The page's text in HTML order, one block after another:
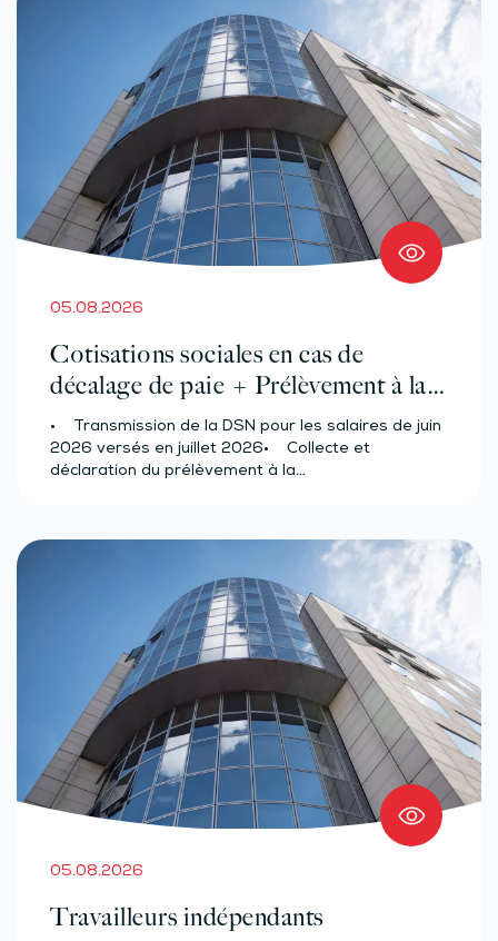
05.08.2026
Cotisations sociales en cas de
décalage de paie + Prélèvement à la
source des salariés et assimilés
(effectif d’au moins 50 salariés)
• Transmission de la DSN pour les salaires de juin
2026 versés en juillet 2026• Collecte et
déclaration du prélèvement à la…
05.08.2026
Travailleurs indépendants